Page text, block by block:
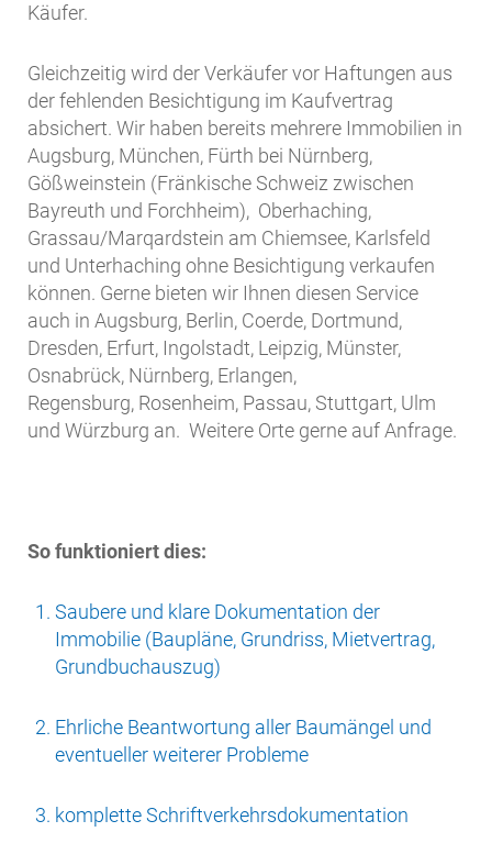
Käufer.
Gleichzeitig wird der Verkäufer vor Haftungen aus
der fehlenden Besichtigung im Kaufvertrag
absichert. Wir haben bereits mehrere Immobilien in
Augsburg, München, Fürth bei Nürnberg,
Gößweinstein (Fränkische Schweiz zwischen
Bayreuth und Forchheim), Oberhaching,
Grassau/Marqardstein am Chiemsee, Karlsfeld
und Unterhaching ohne Besichtigung verkaufen
können. Gerne bieten wir Ihnen diesen Service
auch in Augsburg, Berlin, Coerde, Dortmund,
Dresden, Erfurt, Ingolstadt, Leipzig, Münster,
Osnabrück, Nürnberg, Erlangen,
Regensburg, Rosenheim, Passau, Stuttgart, Ulm
und Würzburg an. Weitere Orte gerne auf Anfrage.
So funktioniert dies:
Saubere und klare Dokumentation der
Immobilie (Baupläne, Grundriss, Mietvertrag,
Grundbuchauszug)
Ehrliche Beantwortung aller Baumängel und
eventueller weiterer Probleme
komplette Schriftverkehrsdokumentation